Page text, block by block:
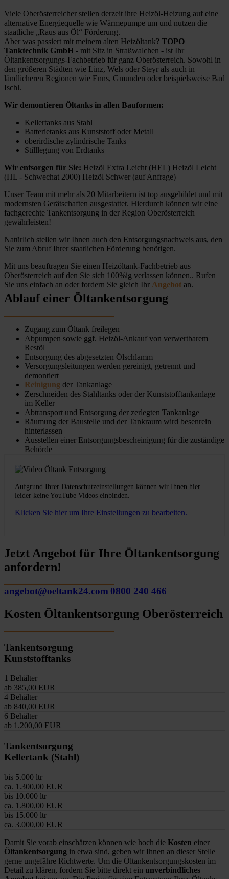
Viele Oberösterreicher stellen derzeit ihre Heizöl-Heizung auf eine
alternative Energiequelle wie Wärmepumpe um und nutzen die
staatliche „Raus aus Öl“ Förderung.
Aber was passiert mit meinem alten Heizöltank? TOPO
Tanktechnik GmbH - mit Sitz in Straßwalchen - ist Ihr
Öltankentsorgungs-Fachbetrieb für ganz Oberösterreich. Sowohl in
den größeren Städten wie Linz, Wels oder Steyr als auch in
ländlicheren Regionen wie Enns, Gmunden oder beispielsweise Bad
Ischl.
Wir demontieren Öltanks in allen Bauformen:
Kellertanks aus Stahl
Batterietanks aus Kunststoff oder Metall
oberirdische zylindrische Tanks
Stilllegung von Erdtanks
Wir entsorgen für Sie: Heizöl Extra Leicht (HEL) Heizöl Leicht
(HL - Schwechat 2000) Heizöl Schwer (auf Anfrage)
Unser Team mit mehr als 20 Mitarbeitern ist top ausgebildet und mit
modernsten Gerätschaften ausgestattet. Hierdurch können wir eine
fachgerechte Tankentsorgung in der Region Oberösterreich
gewährleisten!
Natürlich stellen wir Ihnen auch den Entsorgungsnachweis aus, den
Sie zum Abruf Ihrer staatlichen Förderung benötigen.
Mit uns beauftragen Sie einen Heizöltank-Fachbetrieb aus
Oberösterreich auf den Sie sich 100%ig verlassen können.. Rufen
Sie uns einfach an oder fordern Sie gleich Ihr Angebot an.
Ablauf einer Öltankentsorgung
Zugang zum Öltank freilegen
Abpumpen sowie ggf. Heizöl-Ankauf von verwertbarem
Restöl
Entsorgung des abgesetzten Ölschlamm
Versorgungsleitungen werden gereinigt, getrennt und
demontiert
Reinigung der Tankanlage
Zerschneiden des Stahltanks oder der Kunststofftankanlage
im Keller
Abtransport und Entsorgung der zerlegten Tankanlage
Räumung der Baustelle und der Tankraum wird besenrein
hinterlassen
Ausstellen einer Entsorgungsbescheinigung für die zuständige
Behörde
Aufgrund Ihrer Datenschutzeinstellungen können wir Ihnen hier
leider keine YouTube Videos einbinden.
Klicken Sie hier um Ihre Einstellungen zu bearbeiten.
Jetzt Angebot für Ihre Öltankentsorgung
anfordern!
angebot@oeltank24.com 0800 240 466
Kosten Öltankentsorgung Oberösterreich
Tankentsorgung
Kunststofftanks
1 Behälter
ab 385,00 EUR
4 Behälter
ab 840,00 EUR
6 Behälter
ab 1.200,00 EUR
Tankentsorgung
Kellertank (Stahl)
bis 5.000 ltr
ca. 1.300,00 EUR
bis 10.000 ltr
ca. 1.800,00 EUR
bis 15.000 ltr
ca. 3.000,00 EUR
Damit Sie vorab einschätzen können wie hoch die Kosten einer
Öltankentsorgung in etwa sind, geben wir Ihnen an dieser Stelle
gerne ungefähre Richtwerte. Um die Öltankentsorgungskosten im
Detail zu klären, fordern Sie bitte direkt ein unverbindliches